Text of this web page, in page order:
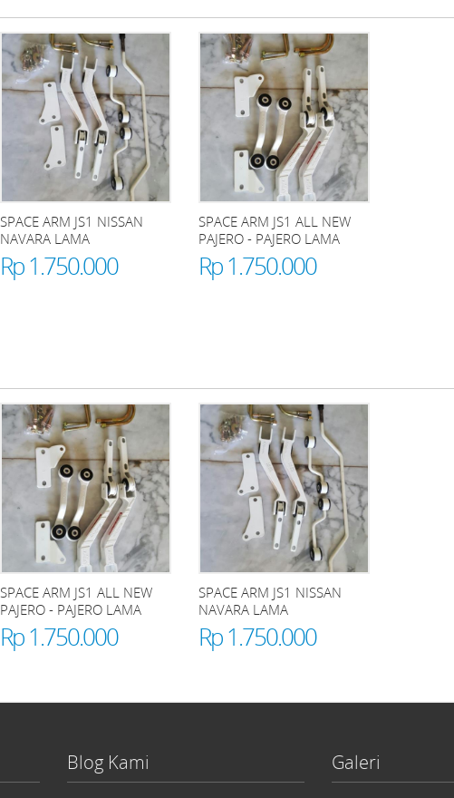
SPACE ARM JS1 NISSAN
NAVARA LAMA
Rp 1.750.000
SPACE ARM JS1 ALL NEW
PAJERO - PAJERO LAMA
Rp 1.750.000
SPACE ARM JS1 ALL NEW
PAJERO - PAJERO LAMA
Rp 1.750.000
SPACE ARM JS1 NISSAN
NAVARA LAMA
Rp 1.750.000
Blog Kami Galeri